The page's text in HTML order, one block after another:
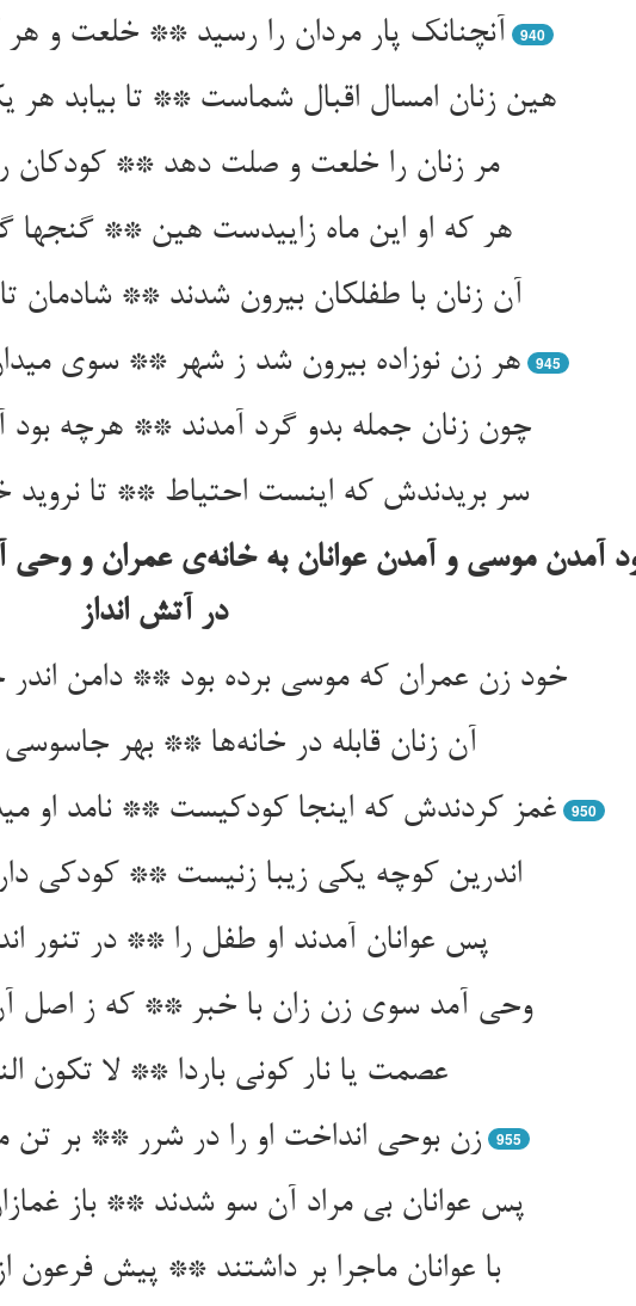
آنچنانک پار مردان را رسید ** خلعت و
940
هین زنان امسال اقبال شماست ** تا بیابد
مر زنان را خلعت و صلت دهد ** کودکان
هر که او این ماه زاییدست هین ** گنجها
آن زنان با طفلکان بیرون شدند ** شادمان
هر زن نوزاده بیرون شد ز شهر ** سوی
945
چون زنان جمله بدو گرد آمدند ** هرچه بود
سر بریدندش که اینست احتیاط ** تا نروید
آمدن موسی و آمدن عوانان به خانه‌ی عمران و
در آتش انداز
خود زن عمران که موسی برده بود ** دامن
آن زنان قابله در خانه‌ها ** بهر
غمز کردندش که اینجا کودکیست ** نامد او
950
اندرین کوچه یکی زیبا زنیست ** کودکی
پس عوانان آمدند او طفل را ** در تنور
وحی آمد سوی زن زان با خبر ** که ز اصل
عصمت یا نار کونی باردا ** لا تکون
زن بوحی انداخت او را در شرر ** بر تن
955
پس عوانان بی مراد آن سو شدند ** باز
با عوانان ماجرا بر داشتند ** پیش فرعون